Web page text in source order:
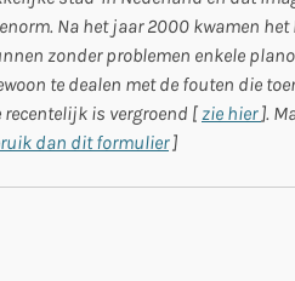
Na het jaar 2000 kwamen
zonder problemen enkele
te dealen met de fouten die
recentelijk is vergroend [ zie hier].
dan dit formulier]